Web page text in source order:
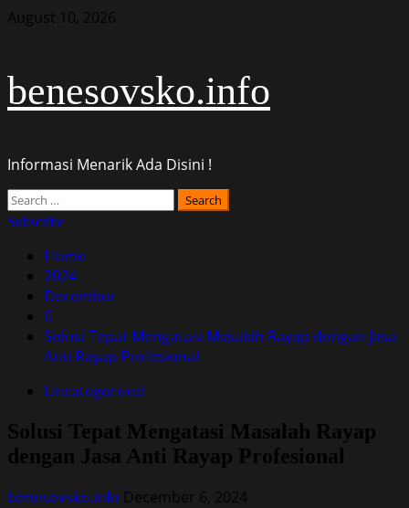
Skip
August 10, 2026
benesovsko.info
Informasi Menarik Ada Disini !
Primary
Menu
Search
for:
Subscribe
Home
2024
December
6
Solusi Tepat Mengatasi Masalah Rayap dengan Jasa
Anti Rayap Profesional
Uncategorized
Solusi Tepat Mengatasi Masalah Rayap
dengan Jasa Anti Rayap Profesional
benesovsko.info December 6, 2024